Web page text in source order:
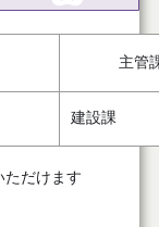
主管
建設課
だけます